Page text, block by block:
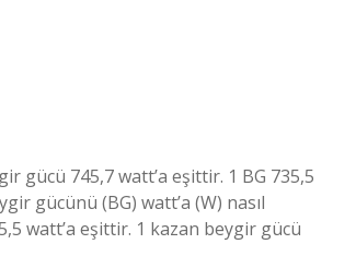
gücü 745,7 watt’a eşittir. 1 BG 735,5
gücünü (BG) watt’a (W) nasıl
watt’a eşittir. 1 kazan beygir gücü